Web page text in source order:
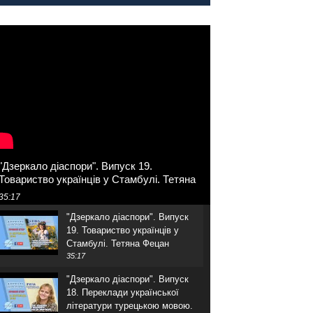
"Дзеркало діаспори". Випуск
діаспори". Випуск 19.
українців у Стамбулі. Тетяна
Фецан
"Дзеркало діаспори". Випуск
19. Товариство українців у
Стамбулі. Тетяна Фецан
35:17
"Дзеркало діаспори". Випуск
18. Переклади української
літератури турецькою мовою.